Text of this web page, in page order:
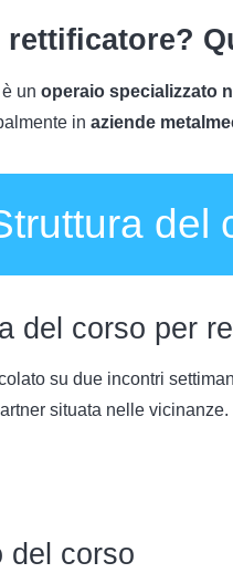
rettificatore?
è un operaio specializzato
in aziende
del
del corso per
su due incontri
situata nelle vicinanze.
del corso